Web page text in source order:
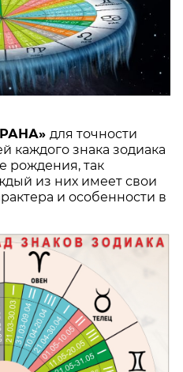
для точности
каждого знака зодиака
рождения, так
из них имеет свои
и особенности в